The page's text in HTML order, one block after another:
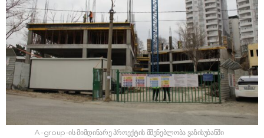
A-group-ის მიმდინარე პროექტის მშენებლობა ვაზისუბანში